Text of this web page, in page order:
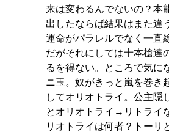
来は変わるんでないの？本
出したならば結果はまた違
運命がパラレルでなく一直
だがそれにしては十本槍達
るを得ない。ところで気に
ニ玉。奴がきっと嵐を巻き
してオリオトライ。公主隠
とオリオトライ→リトライ
リオトライは何者？トーリ